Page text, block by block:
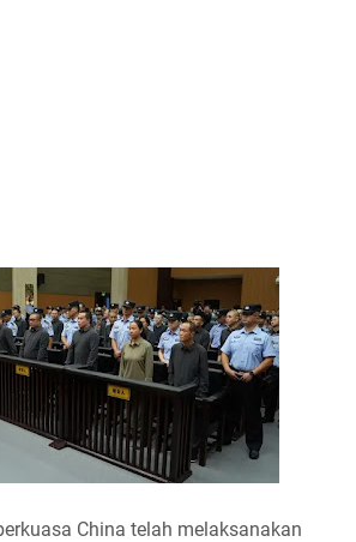
China telah melaksanakan